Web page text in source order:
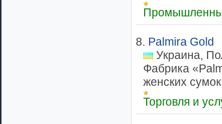
8. Palmira Gold
Украина,
Фабрика
женских
Торговля и